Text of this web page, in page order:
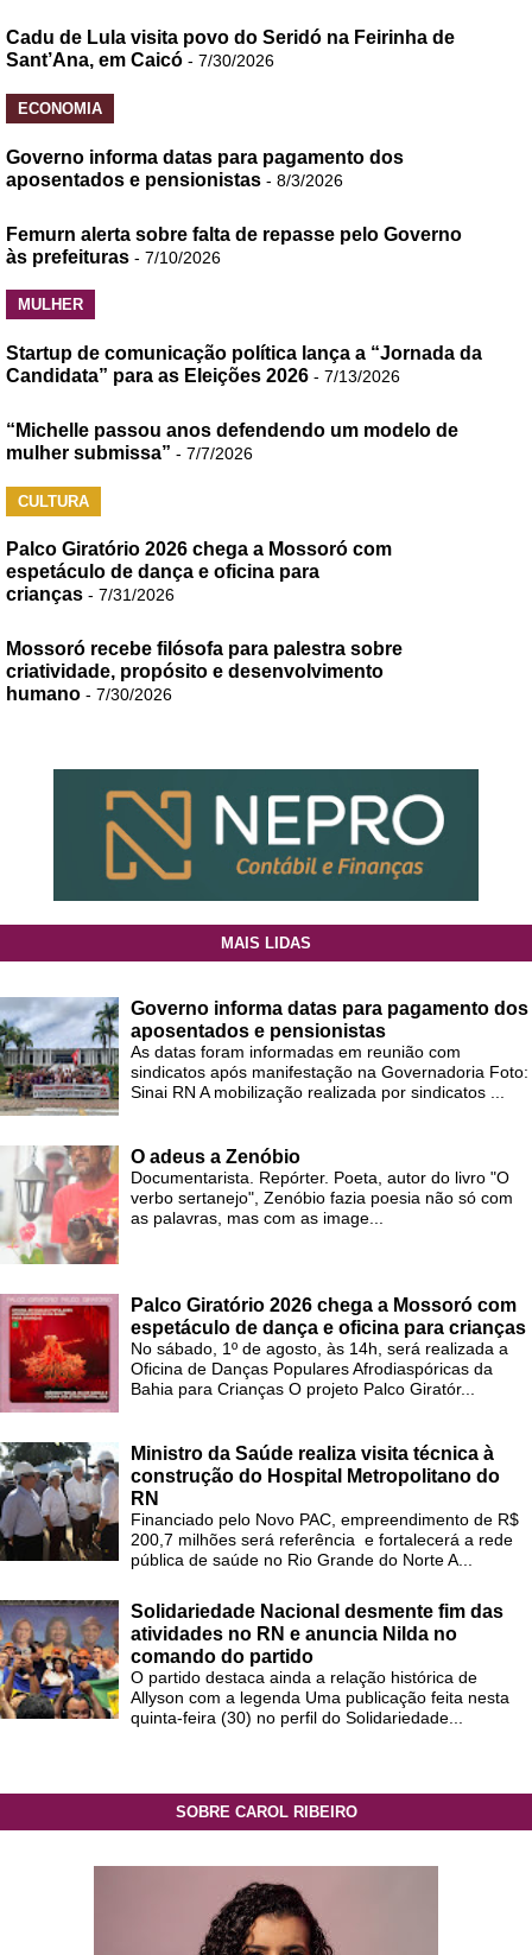
Cadu de Lula visita povo do Seridó na Feirinha de
Sant’Ana, em Caicó - 7/30/2026
ECONOMIA
Governo informa datas para pagamento dos
aposentados e pensionistas - 8/3/2026
Femurn alerta sobre falta de repasse pelo Governo
às prefeituras - 7/10/2026
MULHER
Startup de comunicação política lança a “Jornada da
Candidata” para as Eleições 2026 - 7/13/2026
“Michelle passou anos defendendo um modelo de
mulher submissa” - 7/7/2026
CULTURA
Palco Giratório 2026 chega a Mossoró com
espetáculo de dança e oficina para
crianças - 7/31/2026
Mossoró recebe filósofa para palestra sobre
criatividade, propósito e desenvolvimento
humano - 7/30/2026
MAIS LIDAS
Governo informa datas para pagamento dos
aposentados e pensionistas
As datas foram informadas em reunião com
sindicatos após manifestação na Governadoria Foto:
Sinai RN A mobilização realizada por sindicatos ...
O adeus a Zenóbio
Documentarista. Repórter. Poeta, autor do livro "O
verbo sertanejo", Zenóbio fazia poesia não só com
as palavras, mas com as image...
Palco Giratório 2026 chega a Mossoró com
espetáculo de dança e oficina para crianças
No sábado, 1º de agosto, às 14h, será realizada a
Oficina de Danças Populares Afrodiaspóricas da
Bahia para Crianças O projeto Palco Giratór...
Ministro da Saúde realiza visita técnica à
construção do Hospital Metropolitano do
RN
Financiado pelo Novo PAC, empreendimento de R$
200,7 milhões será referência e fortalecerá a rede
pública de saúde no Rio Grande do Norte A...
Solidariedade Nacional desmente fim das
atividades no RN e anuncia Nilda no
comando do partido
O partido destaca ainda a relação histórica de
Allyson com a legenda Uma publicação feita nesta
quinta-feira (30) no perfil do Solidariedade...
SOBRE CAROL RIBEIRO